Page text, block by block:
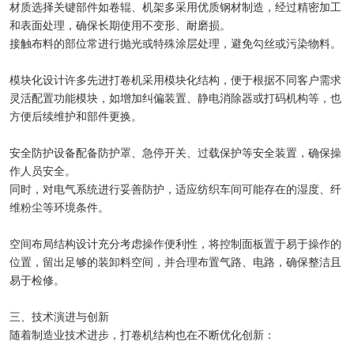
材质选择关键部件如卷辊、机架多采用优质钢材制造，经过精密加工
和表面处理，确保长期使用不变形、耐磨损。
接触布料的部位常进行抛光或特殊涂层处理，避免勾丝或污染物料。
模块化设计许多先进打卷机采用模块化结构，便于根据不同客户需求
灵活配置功能模块，如增加纠偏装置、静电消除器或打码机构等，也
方便后续维护和部件更换。
安全防护设备配备防护罩、急停开关、过载保护等安全装置，确保操
作人员安全。
同时，对电气系统进行妥善防护，适应纺织车间可能存在的湿度、纤
维粉尘等环境条件。
空间布局结构设计充分考虑操作便利性，将控制面板置于易于操作的
位置，留出足够的装卸料空间，并合理布置气路、电路，确保整洁且
易于检修。
三、技术演进与创新
随着制造业技术进步，打卷机结构也在不断优化创新：